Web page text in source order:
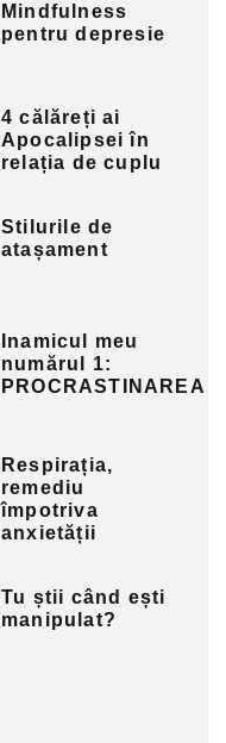
Mindfulness
pentru depresie
4 călăreți ai
Apocalipsei în
relația de cuplu
Stilurile de
atașament
Inamicul meu
numărul 1:
PROCRASTINAREA
Respirația,
remediu
împotriva
anxietății
Tu știi când ești
manipulat?